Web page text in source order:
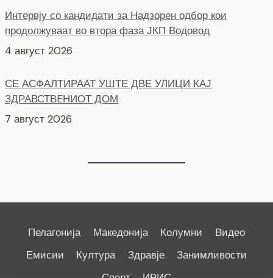
СЕ АСФАЛТИРААТ УШТЕ ДВЕ УЛИЦИ КАЈ
ЗДРАВСТВEНИОТ ДОМ
НОВ ПАРКИНГ ПРОСТОР ВО ЦЕНТАРОТ НА ГРАДОТ
6 август 2026
Пелагонија Македонија Колумни
Видео
Емисии
Култура Здравје
Занимливости